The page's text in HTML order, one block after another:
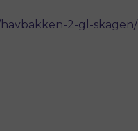
2-gl-skagen/